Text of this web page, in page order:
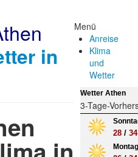
in
Menü
Anreise
Klima
und
Wetter
Wetter Athen
3-Tage-
28 /34